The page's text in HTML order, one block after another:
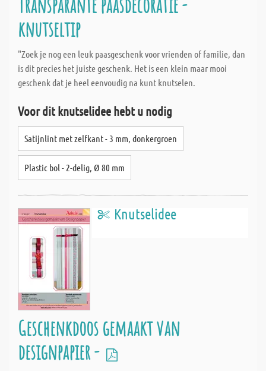
knutseltip
"Zoek je nog een leuk paasgeschenk voor vrienden of familie, dan
is dit precies het juiste geschenk. Het is een klein maar mooi
geschenk dat je heel eenvoudig na kunt knutselen.
Voor dit knutselidee hebt u nodig
Satijnlint met zelfkant - 3 mm, donkergroen
Plastic bol - 2-delig, Ø 80 mm
Knutselidee
Geschenkdoos gemaakt van
designpapier -